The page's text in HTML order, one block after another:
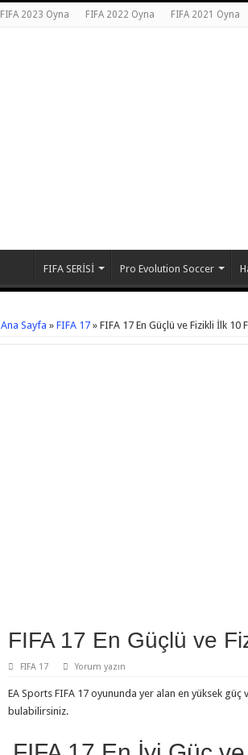
FIFA 2023 Oyna FIFA 2022 Oyna FIFA 2021 Oyna
FIFA SERİSİ Pro Evolution Soccer
Ana Sayfa » FIFA 17 » FIFA 17 En Güçlü ve Fizikli İlk 10
FIFA 17 En Güçlü ve
FIFA 17 Yorum yazın
EA Sports FIFA 17 oyununda yer alan en yüksek
bulabilirsiniz.